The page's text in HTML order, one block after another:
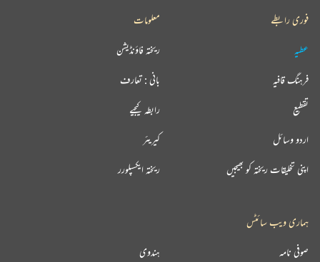
فوری رابطے
عطیہ
فرہنگ قافیہ
تقطیع
اردو وسائل
اپنی تخلیقات ریختہ کو بھیجیں
معلومات
ریختہ فاؤنڈیشن
بانی : تعارف
رابطہ کیجیے
کیریئر
ریختہ ایکسپلورر
ہماری ویب سائٹس
ہندوی صوفی نامہ